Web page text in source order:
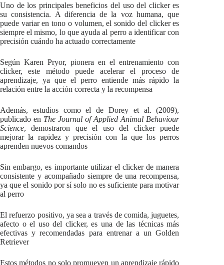
Uno de los principales beneficios del uso del clicker es
su consistencia. A diferencia de la voz humana, que
puede variar en tono o volumen, el sonido del clicker es
siempre el mismo, lo que ayuda al perro a identificar con
precisión cuándo ha actuado correctamente
Según Karen Pryor, pionera en el entrenamiento con
clicker, este método puede acelerar el proceso de
aprendizaje, ya que el perro entiende más rápido la
relación entre la acción correcta y la recompensa
Además, estudios como el de Dorey et al. (2009),
publicado en The Journal of Applied Animal Behaviour
Science, demostraron que el uso del clicker puede
mejorar la rapidez y precisión con la que los perros
aprenden nuevos comandos
Sin embargo, es importante utilizar el clicker de manera
consistente y acompañado siempre de una recompensa,
ya que el sonido por sí solo no es suficiente para motivar
al perro
El refuerzo positivo, ya sea a través de comida, juguetes,
afecto o el uso del clicker, es una de las técnicas más
efectivas y recomendadas para entrenar a un Golden
Retriever
Estos métodos no solo promueven un aprendizaje rápido